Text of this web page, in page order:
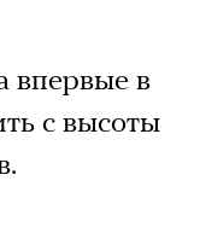
впервые в
с высоты